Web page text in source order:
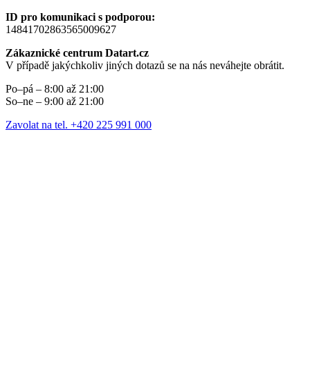
ID pro komunikaci s podporou:
14841702863565009627
Zákaznické centrum Datart.cz
V případě jakýchkoliv jiných dotazů se na nás neváhejte obrátit.
Po–pá – 8:00 až 21:00
So–ne – 9:00 až 21:00
Zavolat na tel. +420 225 991 000